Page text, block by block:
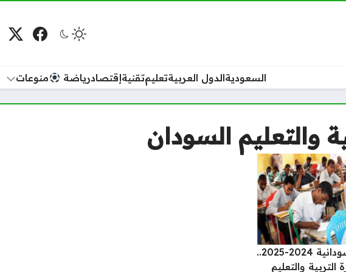
فيسبوك
السعوديةالدول العربيةتعليمتقنيةإقتصادرياضة منوعات
والتعليم السودان
موعد امتحان الشهادة السودانية 2024-2025..
والتعليم